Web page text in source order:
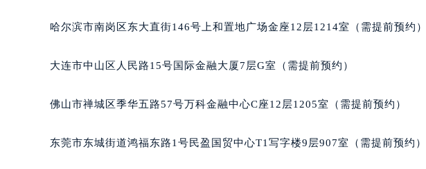
辽宁省营口市站前区市府路与渤海大街交叉口宝玑售后服务
辽宁省沈阳市沈河区中街路83号亨得利名表维修授权店1楼宝
北京市东城区东长安街1号王府井东方广场W3座6层602室宝
内蒙古自治区阿拉善盟市左旗土尔扈特大街宝玑售后服务中
哈尔滨市南岗区东大直街146号上和置地广场金座12层1214室（需提前预约）
大连市中山区人民路15号国际金融大厦7层G室（需提前预约）
佛山市禅城区季华五路57号万科金融中心C座12层1205室（需提前预约）
东莞市东城街道鸿福东路1号民盈国贸中心T1写字楼9层907室（需提前预约）